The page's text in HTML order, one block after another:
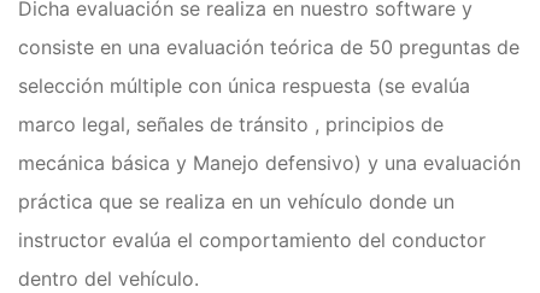
Duplicado licencia de conducción
Recategorización B1 a C1
(Vehículo Servicio Publico)
Recategorización C1 a C2
(Vehículo Pesado Servicio
Publico)
Renovación de licencias de
conducción en Medellín
Evaluación teórico práctica de
Dicha evaluación se realiza en nuestro software y
consiste en una evaluación teórica de 50 preguntas de
selección múltiple con única respuesta (se evalúa
marco legal, señales de tránsito , principios de
mecánica básica y Manejo defensivo) y una evaluación
práctica que se realiza en un vehículo donde un
instructor evalúa el comportamiento del conductor
dentro del vehículo.